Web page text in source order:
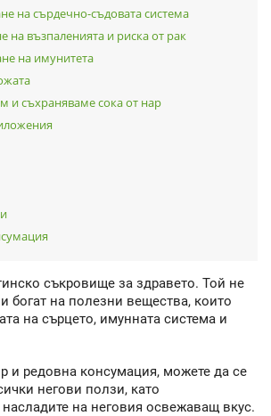
на сърдечно-съдовата система
на възпаленията и риска от рак
на имунитета
и съхраняваме сока от нар
съкровище за здравето. Той не
богат на полезни вещества, които
на сърцето, имунната система и
и редовна консумация, можете да се
негови ползи, като
на неговия освежаващ вкус.